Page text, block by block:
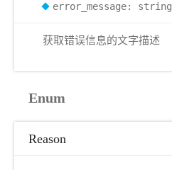
error_message: string
获取错误信息的文字描述
Enum
Reason